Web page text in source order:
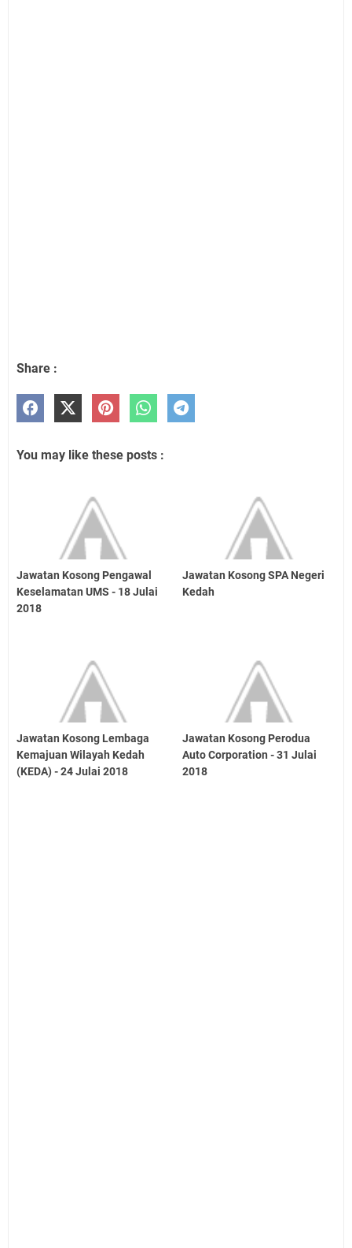
Share :
You may like these posts :
Jawatan Kosong Pengawal
Keselamatan UMS - 18 Julai
2018
Jawatan Kosong SPA Negeri
Kedah
Jawatan Kosong Lembaga
Kemajuan Wilayah Kedah
(KEDA) - 24 Julai 2018
Jawatan Kosong Perodua
Auto Corporation - 31 Julai
2018